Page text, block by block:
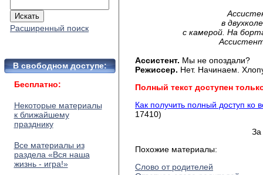
Расширенный поиск
В свободном доступе:
Бесплатно:
Некоторые материалы
к ближайшему
празднику
Все материалы из
раздела «Вся наша
жизнь - игра!»
в
с камерой. На
Ассистент. Мы не опоздали?
Режиссер. Нет. Начинаем.
Полный текст доступен
Как получить полный доступ ко
17410)
За
Похожие материалы:
Слово от родителей